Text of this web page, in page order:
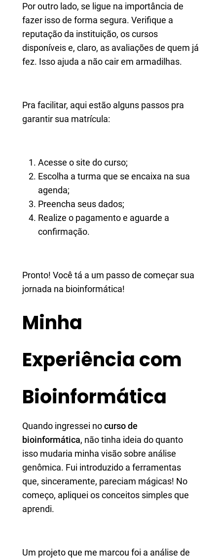
Por outro lado, se ligue na importância de
fazer isso de forma segura. Verifique a
reputação da instituição, os cursos
disponíveis e, claro, as avaliações de quem já
fez. Isso ajuda a não cair em armadilhas.
Pra facilitar, aqui estão alguns passos pra
garantir sua matrícula:
Acesse o site do curso;
Escolha a turma que se encaixa na sua
agenda;
Preencha seus dados;
Realize o pagamento e aguarde a
confirmação.
Pronto! Você tá a um passo de começar sua
jornada na bioinformática!
Minha
Experiência com
Bioinformática
Quando ingressei nocurso de
bioinformática, não tinha ideia do quanto
isso mudaria minha visão sobre análise
genômica. Fui introduzido a ferramentas
que, sinceramente, pareciam mágicas! No
começo, apliquei os conceitos simples que
aprendi.
Um projeto que me marcou foi a análise de